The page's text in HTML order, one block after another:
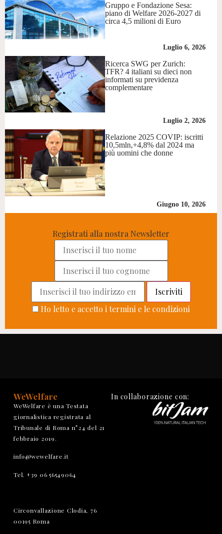
Gruppo e Fondazione Sesa:
piano di Welfare 2026-2027 di
circa 4,5 milioni di Euro
Luglio 6, 2026
Ricerca SWG per Zurich:
TFR? 4 italiani su dieci non
informati su previdenza
complementare
Luglio 2, 2026
Relazione 2025 COVIP: iscritti
10,5mln,+4,8% dal 2024 ma
più uomini che donne
Giugno 10, 2026
Registrati alla nostra Newsletter
Ho letto e accetto i termini e le condizioni
WeWelfare
WeWelfare è una Testata
giornalistica registrata al
Tribunale di Roma n°24 del 21
febbraio 2019.
info@wewelfare.it
Tel. +39 06 56549064
Circonvallazione Clodia, 76
00195 Roma
In collaborazione con: